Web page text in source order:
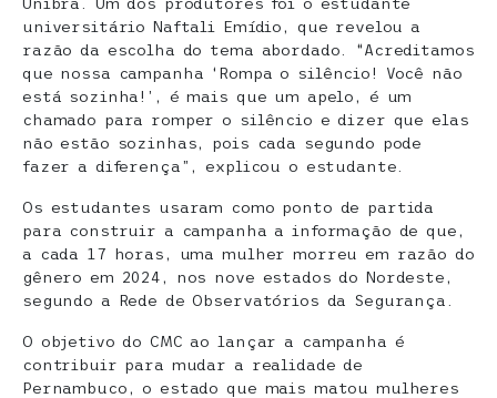
universitário Naftali Emídio, que revelou a
razão da escolha do tema abordado. “Acreditamos
que nossa campanha ‘Rompa o silêncio! Você não
está sozinha!’, é mais que um apelo, é um
chamado para romper o silêncio e dizer que elas
não estão sozinhas, pois cada segundo pode
fazer a diferença”, explicou o estudante.
Os estudantes usaram como ponto de partida
para construir a campanha a informação de que,
a cada 17 horas, uma mulher morreu em razão do
gênero em 2024, nos nove estados do Nordeste,
segundo a Rede de Observatórios da Segurança.
O objetivo do CMC ao lançar a campanha é
contribuir para mudar a realidade de
Pernambuco, o estado que mais matou mulheres